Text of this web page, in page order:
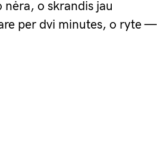
o skrandis jau
per dvi minutes, o ryte —